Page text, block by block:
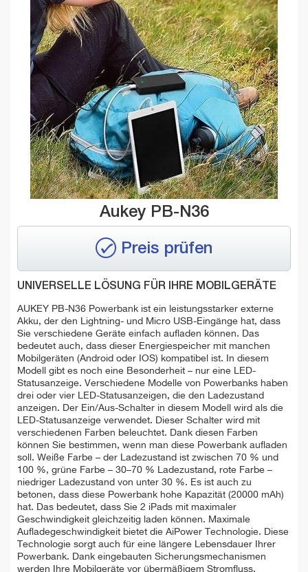
Aukey PB-N36
Preis prüfen
UNIVERSELLE LÖSUNG FÜR IHRE MOBILGERÄTE
AUKEY PB-N36 Powerbank ist ein leistungsstarker externe
Akku, der den Lightning- und Micro USB-Eingänge hat, dass
Sie verschiedene Geräte einfach aufladen können. Das
bedeutet auch, dass dieser Energiespeicher mit manchen
Mobilgeräten (Android oder IOS) kompatibel ist. In diesem
Modell gibt es noch eine Besonderheit – nur eine LED-
Statusanzeige. Verschiedene Modelle von Powerbanks haben
drei oder vier LED-Statusanzeigen, die den Ladezustand
anzeigen. Der Ein/Aus-Schalter in diesem Modell wird als die
LED-Statusanzeige verwendet. Dieser Schalter wird mit
verschiedenen Farben beleuchtet. Dank diesen Farben
können Sie bestimmen, wenn man diese Powerbank aufladen
soll. Weiße Farbe – der Ladezustand ist zwischen 70 % und
100 %, grüne Farbe – 30–70 % Ladezustand, rote Farbe –
niedriger Ladezustand von unter 30 %. Es ist auch zu
betonen, dass diese Powerbank hohe Kapazität (20000 mAh)
hat. Das bedeutet, dass Sie 2 iPads mit maximaler
Geschwindigkeit gleichzeitig laden können. Maximale
Aufladegeschwindigkeit bietet die AiPower Technologie. Diese
Technologie sorgt auch für eine längere Lebensdauer Ihrer
Powerbank. Dank eingebauten Sicherungsmechanismen
werden Ihre Mobilgeräte vor übermäßigem Stromfluss,